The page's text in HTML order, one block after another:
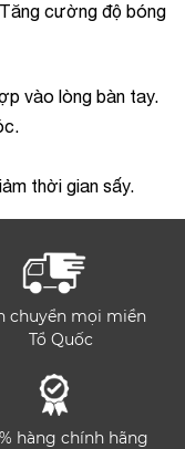
cường độ bóng
vào lòng bàn tay.
thời gian sấy.
chuyển mọi miền
Tổ Quốc
hàng chính hãng